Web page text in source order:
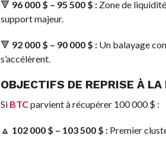
🔻 96 000 $ – 95 500 $ : Zone de
support majeur.
🔻 92 000 $ – 90 000 $ : Un balayage
s’accélèrent.
OBJECTIFS DE REPRISE À LA
Si BTCparvient à récupérer 100 000 $ :
🔼 102 000 $ – 103 500 $ : Premier